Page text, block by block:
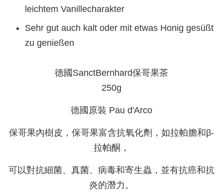
leichtem Vanillecharakter
Sehr gut auch kalt oder mit etwas Honig gesüßt
zu genießen
德國SanctBernhard保哥果茶
250g
德國原裝 Pau d'Arco
保哥果內樹皮，保哥果富含抗氧化劑，如拉帕膽和β-
拉帕酮，
可以對抗細菌、真菌、病毒和寄生蟲，並有抗癌和抗
炎的潛力。